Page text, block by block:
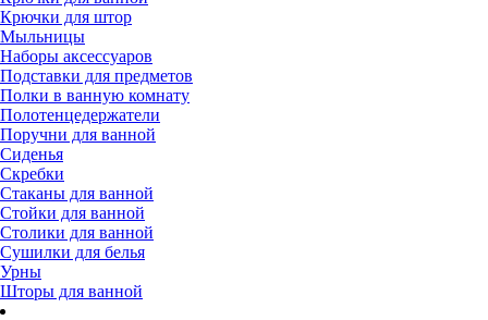
Крючки для штор
Мыльницы
Наборы аксессуаров
Подставки для предметов
Полки в ванную комнату
Полотенцедержатели
Поручни для ванной
Сиденья
Скребки
Стаканы для ванной
Стойки для ванной
Столики для ванной
Сушилки для белья
Урны
Шторы для ванной